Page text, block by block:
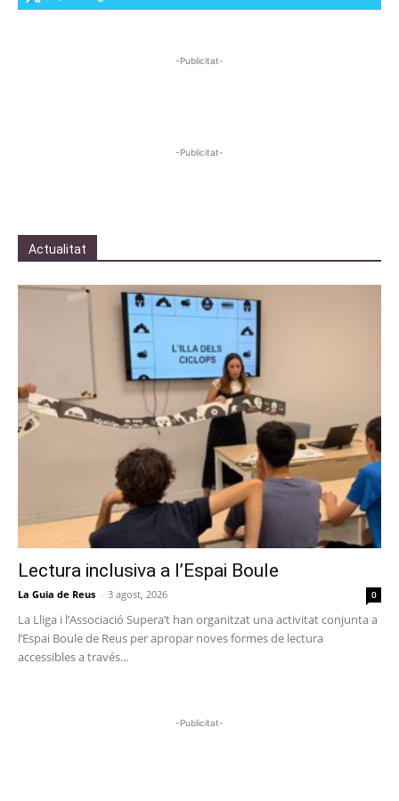
-Publicitat-
-Publicitat-
Actualitat
Lectura inclusiva a l’Espai Boule
La Guia de Reus - 3 agost, 2026 0
La Lliga i l’Associació Supera’t han organitzat una activitat conjunta a
l’Espai Boule de Reus per apropar noves formes de lectura
accessibles a través...
-Publicitat-